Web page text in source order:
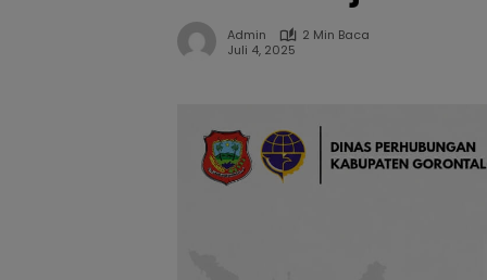
Admin
2 Min Baca
Juli 4, 2025